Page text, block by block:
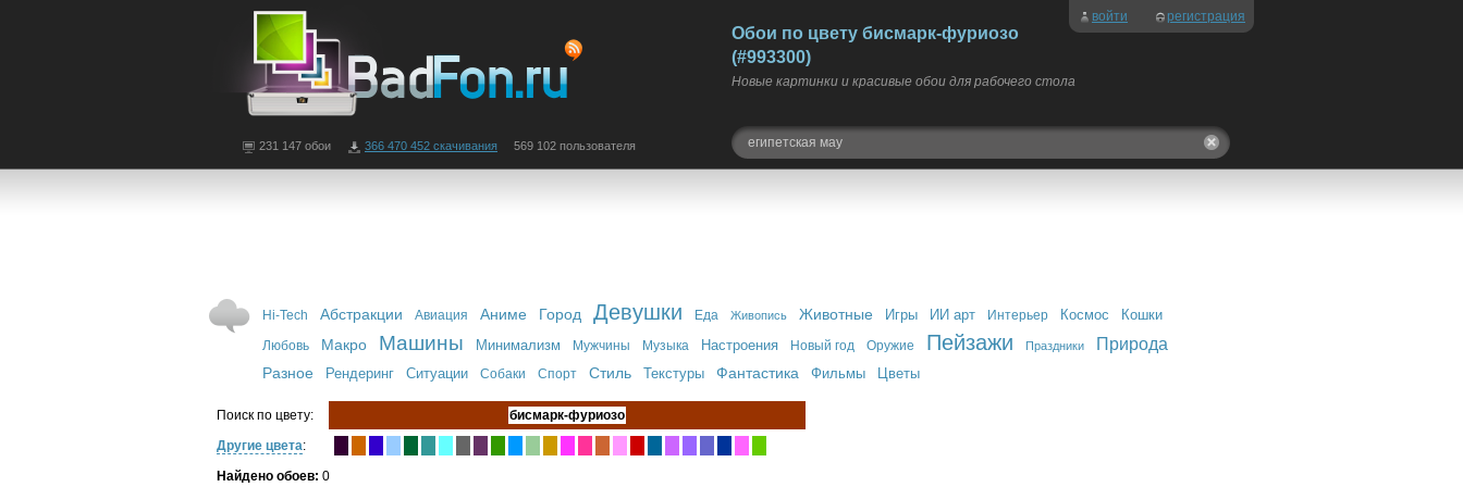
войти регистрация
Обои по цвету бисмарк-фуриозо
(#993300)
Новые картинки и красивые обои для рабочего стола
231 147 обои 366 470 452 скачивания 569 102 пользователя
Hi-Tech Абстракции Авиация Аниме Город Девушки Еда Живопись Животные Игры ИИ арт Интерьер Космос Кошки
Любовь Макро Машины Минимализм Мужчины Музыка Настроения Новый год Оружие Пейзажи Праздники Природа
Разное Рендеринг Ситуации Собаки Спорт Стиль Текстуры Фантастика Фильмы Цветы
Поиск по цвету:
бисмарк-фуриозо
Другие цвета:
Найдено обоев: 0